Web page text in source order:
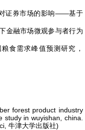
证券市场的影响——基于
金融市场微观参与者行为
食需求峰值预测研究，
forest product industry
in wuyishan, china.
牛津大学出版社)